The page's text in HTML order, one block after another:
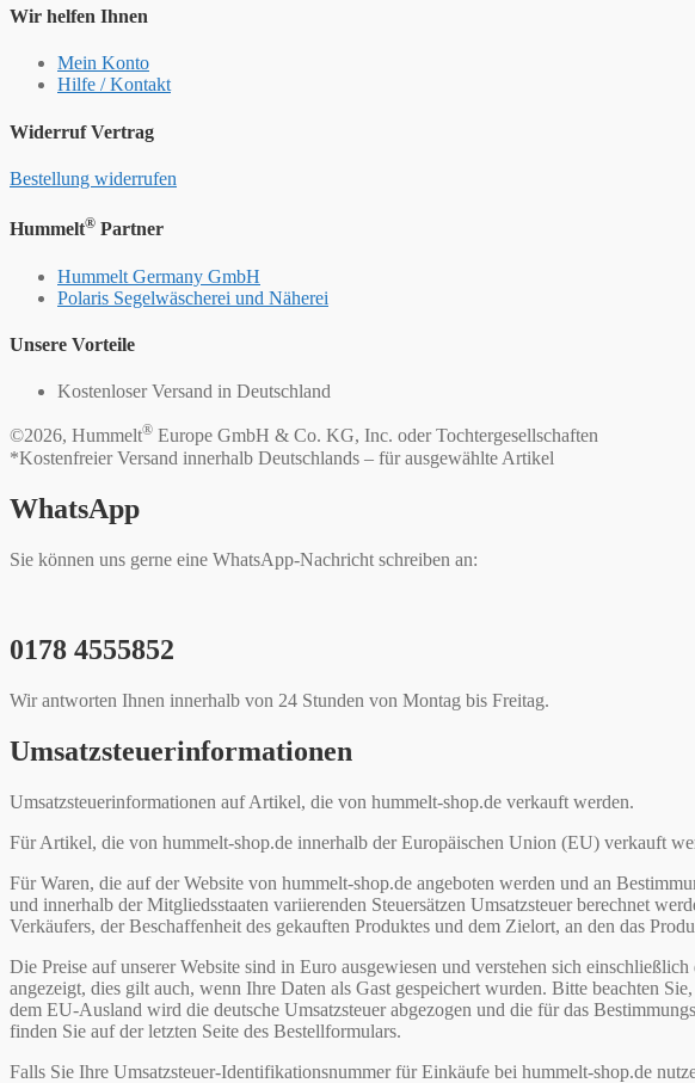
Wir helfen Ihnen
Mein Konto
Hilfe / Kontakt
Widerruf Vertrag
Bestellung widerrufen
Hummelt® Partner
Hummelt Germany GmbH
Polaris Segelwäscherei und Näherei
Unsere Vorteile
Kostenloser Versand in Deutschland
©2026, Hummelt® Europe GmbH & Co. KG, Inc. oder Tochtergesellschaften
*Kostenfreier Versand innerhalb Deutschlands – für ausgewählte Artikel
WhatsApp
Sie können uns gerne eine WhatsApp-Nachricht schreiben an:
0178 4555852
Wir antworten Ihnen innerhalb von 24 Stunden von Montag bis Freitag.
Umsatzsteuerinformationen
Umsatzsteuerinformationen auf Artikel, die von hummelt-shop.de verkauft werden.
Für Artikel, die von hummelt-shop.de innerhalb der Europäischen Union (EU) verkauft
Für Waren, die auf der Website von hummelt-shop.de angeboten werden und an
und innerhalb der Mitgliedsstaaten variierenden Steuersätzen Umsatzsteuer berechnet
Verkäufers, der Beschaffenheit des gekauften Produktes und dem Zielort, an den das
Die Preise auf unserer Website sind in Euro ausgewiesen und verstehen sich
angezeigt, dies gilt auch, wenn Ihre Daten als Gast gespeichert wurden. Bitte beachten
dem EU-Ausland wird die deutsche Umsatzsteuer abgezogen und die für das
finden Sie auf der letzten Seite des Bestellformulars.
Falls Sie Ihre Umsatzsteuer-Identifikationsnummer für Einkäufe bei hummelt-shop.de